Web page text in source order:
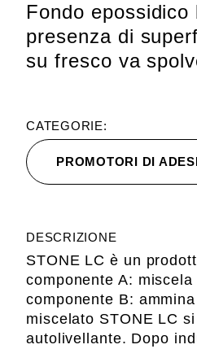
Fondo
presenza di
su fresco va
CATEGORIE:
PROMOTORI DI
DESCRIZIONE
STONE LC è un
componente A:
componente B:
miscelato STONE LC
autolivellante. Dopo